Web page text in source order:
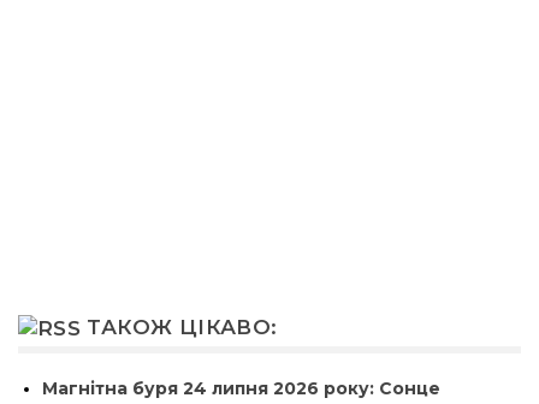
ТАКОЖ ЦІКАВО:
Магнітна буря 24 липня 2026 року: Сонце